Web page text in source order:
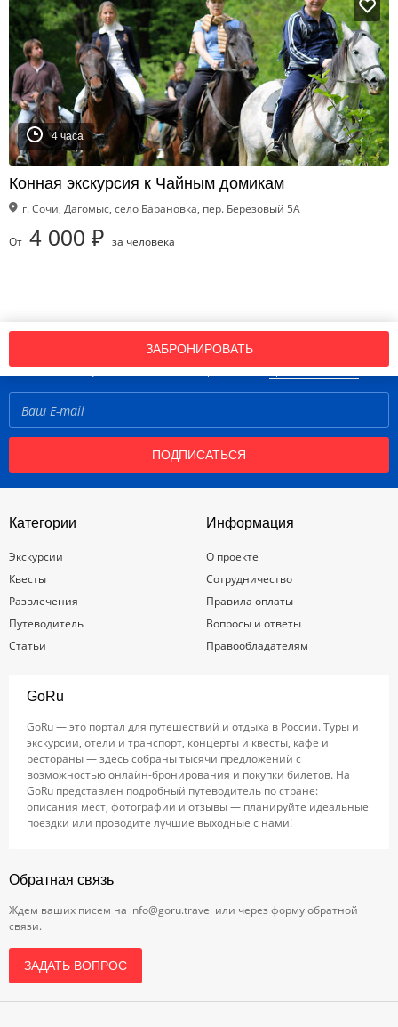
4 часа
Конная экскурсия к Чайным домикам
г. Сочи, Дагомыс, село Барановка, пер. Березовый 5А
От 4 000 ₽ за человека
ЗАБРОНИРОВАТЬ
Подпишись на нашу рассылку новостей!
Нажимая кнопку «Подписаться», вы принимаетеправила портала
ПОДПИСАТЬСЯ
Категории
Экскурсии
Квесты
Развлечения
Путеводитель
Статьи
Информация
О проекте
Сотрудничество
Правила оплаты
Вопросы и ответы
Правообладателям
GoRu
GoRu — это портал для путешествий и отдыха в России. Туры и
экскурсии, отели и транспорт, концерты и квесты, кафе и
рестораны — здесь собраны тысячи предложений с
возможностью онлайн-бронирования и покупки билетов. На
GoRu представлен подробный путеводитель по стране:
описания мест, фотографии и отзывы — планируйте идеальные
поездки или проводите лучшие выходные с нами!
Обратная связь
Ждем ваших писем на info@goru.travel или через форму обратной
связи.
ЗАДАТЬ ВОПРОС